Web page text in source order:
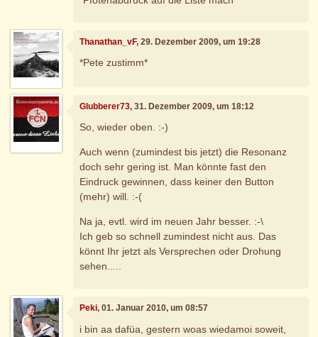
Thanathan_vF, 29. Dezember 2009, um 19:28
*Pete zustimm*
Glubberer73, 31. Dezember 2009, um 18:12
So, wieder oben. :-)
Auch wenn (zumindest bis jetzt) die Resonanz
doch sehr gering ist. Man könnte fast den
Eindruck gewinnen, dass keiner den Button
(mehr) will. :-(
Na ja, evtl. wird im neuen Jahr besser. :-\
Ich geb so schnell zumindest nicht aus. Das
könnt Ihr jetzt als Versprechen oder Drohung
sehen.....
Peki, 01. Januar 2010, um 08:57
i bin aa dafüa, gestern woas wiedamoi soweit,